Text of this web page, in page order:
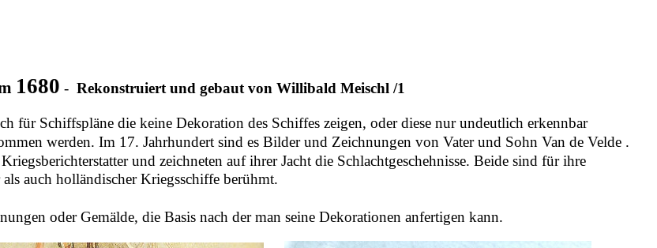
1680 - Rekonstruiert und gebaut von Willibald Meischl /1
für Schiffspläne die keine Dekoration des Schiffes zeigen, oder diese nur undeutlich erkennbar
werden. Im 17. Jahrhundert sind es Bilder und Zeichnungen von Vater und Sohn Van de Velde .
und zeichneten auf ihrer Jacht die Schlachtgeschehnisse. Beide sind für ihre
auch holländischer Kriegsschiffe berühmt.
oder Gemälde, die Basis nach der man seine Dekorationen anfertigen kann.